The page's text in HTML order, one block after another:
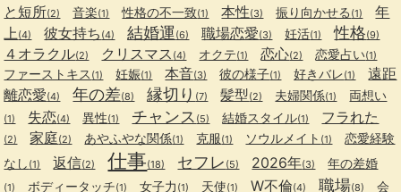
と短所(2) 音楽(1) 性格の不一致(1) 本性(3) 振り向かせる (1)
年
上 (4) 彼女持ち (4) 結婚運(6) 職場恋愛(3) 妊活(1) 性格(9)
４オラクル(2) クリスマス (4) オクテ(1) 恋心(2) 恋愛占い(1)
ファーストキス (1) 妊娠(1) 本音(3) 彼の様子(1) 好きバレ(1)
遠距
離恋愛(4) 年の差(8) 縁切り (7) 髪型(2) 夫婦関係(1) 両想い
(1) 失恋(4) 異性(1) チャンス (5) 結婚スタイル(1) フラれた
(2) 家庭(2) あやふやな関係(1) 克服(1) ソウルメイト (1)
恋愛経験
なし (1) 返信(2) 仕事(18) セフレ (5) 2026年(3) 年の差婚
(1) ボディータッチ(1) 女子力 (1) 天使(1) W不倫(4) 職場(8) 会